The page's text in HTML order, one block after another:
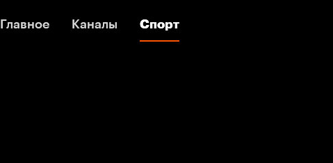
Главное Каналы Спорт
Главное Каналы Спорт